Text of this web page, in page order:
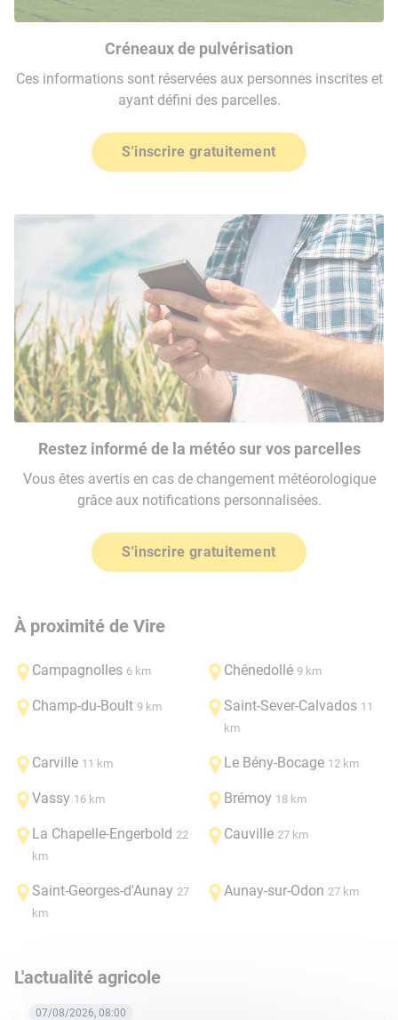
Créneaux de pulvérisation
Ces informations sont réservées aux personnes inscrites et
ayant défini des parcelles.
S'inscrire gratuitement
Restez informé de la météo sur vos parcelles
Vous êtes avertis en cas de changement météorologique
grâce aux notifications personnalisées.
S'inscrire gratuitement
À proximité de Vire
Campagnolles 6 km Chênedollé 9 km
Champ-du-Boult 9 km Saint-Sever-Calvados 11
km
Carville 11 km Le Bény-Bocage 12 km
Vassy 16 km Brémoy 18 km
La Chapelle-Engerbold 22
km
Cauville 27 km
Saint-Georges-d'Aunay 27
km
Aunay-sur-Odon 27 km
L'actualité agricole
07/08/2026, 08:00